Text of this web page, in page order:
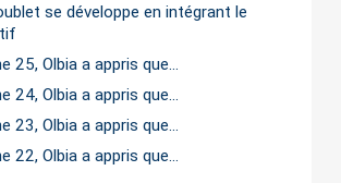
se développe en intégrant le
25, Olbia a appris que…
24, Olbia a appris que…
23, Olbia a appris que…
22, Olbia a appris que…